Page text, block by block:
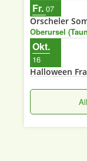
Fr.07
Orscheler
Oberursel
Okt.
16
Halloween